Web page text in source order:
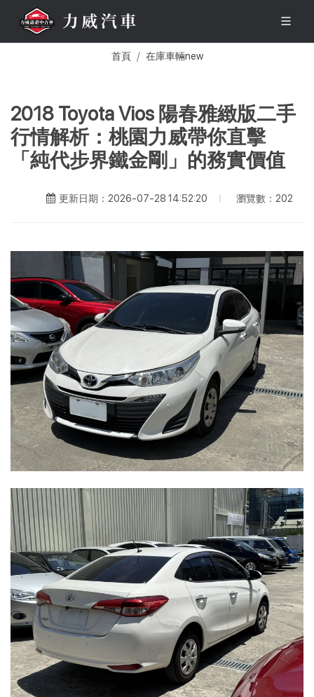
首頁 在庫車輛new
2018 Toyota Vios 陽春雅緻版二手
行情解析：桃園力威帶你直擊
「純代步界鐵金剛」的務實價值
更新日期：2026-07-28 14:52:20 瀏覽數：202